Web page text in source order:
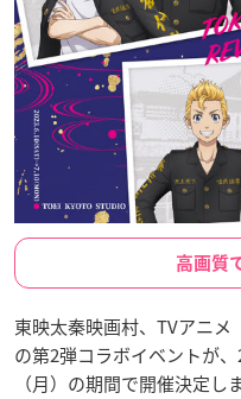
高画質
東映太秦映画村、TVアニメ
の第2弾コラボイベントが
（月）の期間で開催決定し